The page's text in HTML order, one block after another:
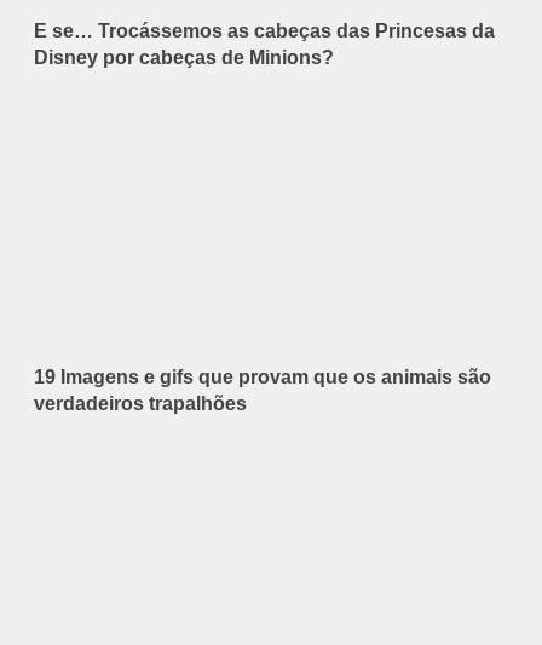
E se… Trocássemos as cabeças das Princesas da
Disney por cabeças de Minions?
19 Imagens e gifs que provam que os animais são
verdadeiros trapalhões